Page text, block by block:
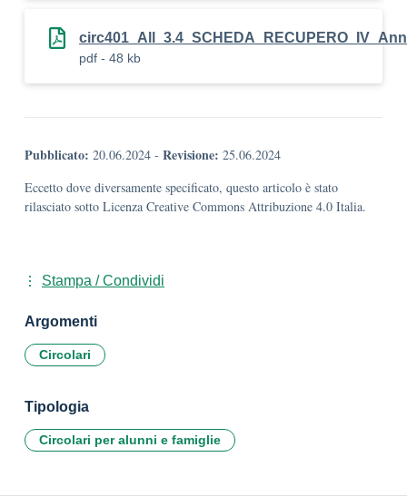
pdf - 48 kb
Pubblicato: 20.06.2024 - Revisione: 25.06.2024
Eccetto dove diversamente specificato, questo articolo è stato
rilasciato sotto Licenza Creative Commons Attribuzione 4.0 Italia.
Stampa / Condividi
Argomenti
Circolari
Tipologia
Circolari per alunni e famiglie